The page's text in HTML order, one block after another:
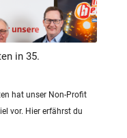
in 35.
hat unser Non-Profit
vor. Hier erfährst du